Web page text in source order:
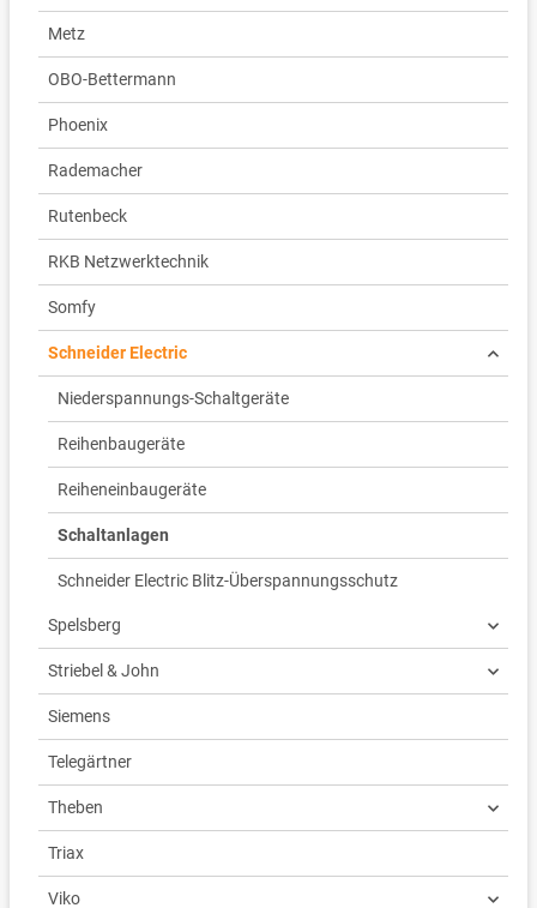
Metz
OBO-Bettermann
Phoenix
Rademacher
Rutenbeck
RKB Netzwerktechnik
Somfy
Schneider Electric
Niederspannungs-Schaltgeräte
Reihenbaugeräte
Reiheneinbaugeräte
Schaltanlagen
Schneider Electric Blitz-Überspannungsschutz
Spelsberg
Striebel & John
Siemens
Telegärtner
Theben
Triax
Viko